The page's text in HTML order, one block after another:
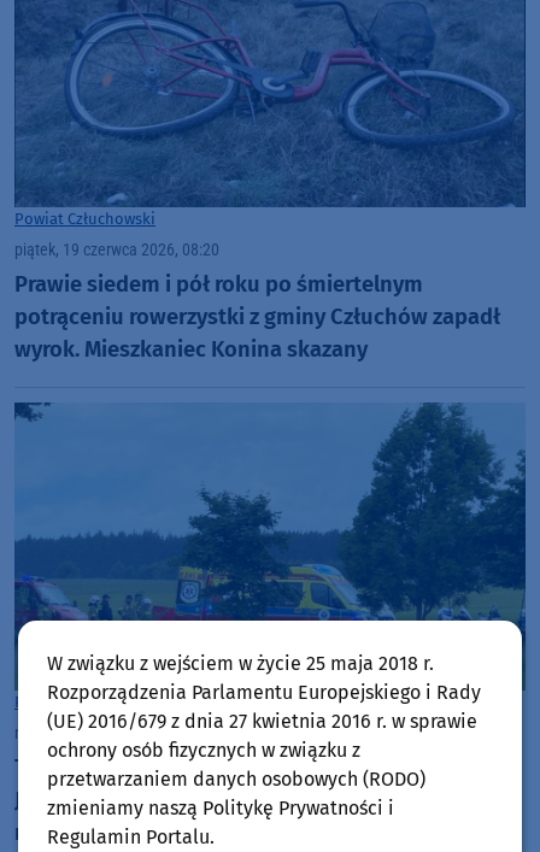
Powiat Człuchowski
piątek, 19 czerwca 2026, 08:20
Prawie siedem i pół roku po śmiertelnym
potrąceniu rowerzystki z gminy Człuchów zapadł
wyrok. Mieszkaniec Konina skazany
Powiat Człuchowski
niedziela, 14 czerwca 2026, 17:10
Tragedia podczas zawodów Triathlon Przechlewo.
Jeden z uczestników zmarł na trasie mimo
reanimacji
W związku z wejściem w życie 25 maja 2018 r.
Rozporządzenia Parlamentu Europejskiego i Rady
(UE) 2016/679 z dnia 27 kwietnia 2016 r. w sprawie
ochrony osób fizycznych w związku z
przetwarzaniem danych osobowych (RODO)
zmieniamy naszą Politykę Prywatności i
Regulamin Portalu.